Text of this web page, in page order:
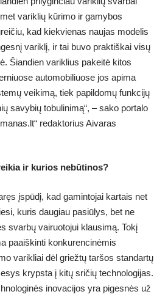
variklių kūrimo ir gamybos
kad kiekvienas naujas modelis
variklį, ir tai buvo praktiškai visų
Šiandien variklius pakeitė kitos
automobiliuose jos apima
veikimą, tiek papildomų funkcijų
savybių tobulinimą“, – sako portalo
redaktorius Aivaras
ir kurios nebūtinos?
įspūdį, kad gamintojai kartais net
kuris daugiau pasiūlys, bet ne
svarbų vairuotojui klausimą. Tokį
paaiškinti konkurencinėmis
varikliai dėl griežtų taršos standartų
krypsta į kitų sričių technologijas.
inovacijos yra pigesnės už